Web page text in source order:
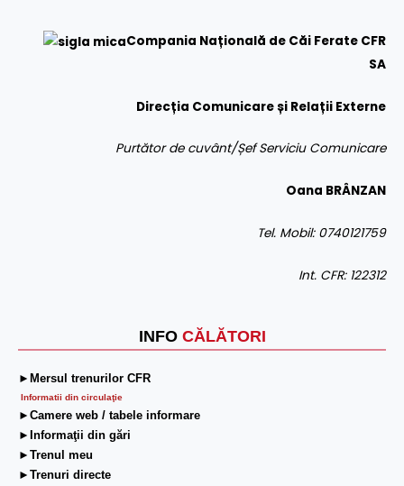
INFO CĂLĂTORI
►Mersul trenurilor CFR
Informatii din circulaţie
►Camere web / tabele informare
►Informaţii din gări
►Trenul meu
►Trenuri directe
Compania Națională de Căi Ferate CFR
SA
Direcția Comunicare și Relații Externe
Purtător de cuvânt/Șef Serviciu Comunicare
Oana BRÂNZAN
Tel. Mobil: 0740121759
Int. CFR: 122312